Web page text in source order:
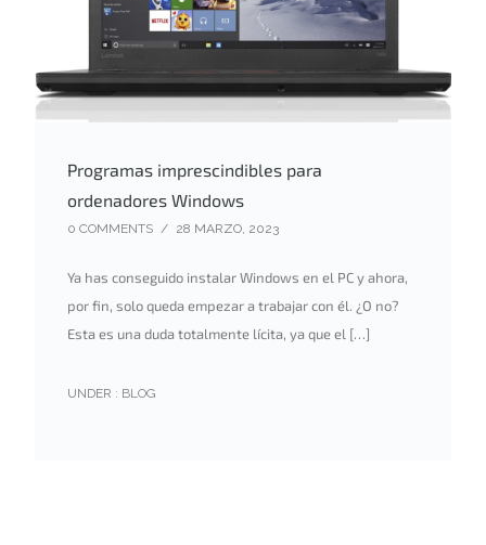
Programas imprescindibles para
ordenadores Windows
0 COMMENTS / 28 MARZO, 2023
Ya has conseguido instalar Windows en el PC y ahora,
por fin, solo queda empezar a trabajar con él. ¿O no?
Esta es una duda totalmente lícita, ya que el […]
UNDER : BLOG